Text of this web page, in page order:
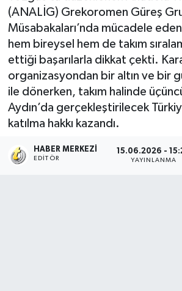
(ANALİG) Grekoromen Güreş
Müsabakaları’nda mücadele
hem bireysel hem de takım
ettiği başarılarla dikkat çekti.
organizasyondan bir altın ve bir
ile dönerken, takım halinde
Aydın’da gerçekleştirilecek
katılma hakkı kazandı.
HABER MERKEZI
EDITÖR
15.06.2026 -
YAYINLANMA